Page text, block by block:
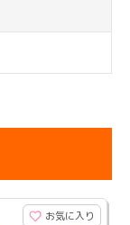
お気に入り